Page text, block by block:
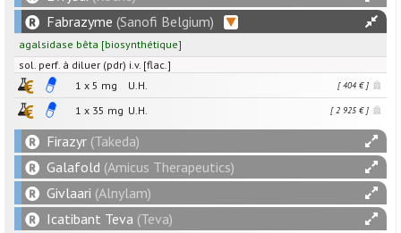
Fabrazyme (Sanofi Belgium)
agalsidase bêta [biosynthétique]
sol. perf. à diluer (pdr) i.v. [flac.]
1 x 5 mg U.H. [ 404 € ]
1 x 35 mg U.H. [ 2 925 € ]
Firazyr (Takeda)
Galafold (Amicus Therapeutics)
Givlaari (Alnylam)
Icatibant Teva (Teva)